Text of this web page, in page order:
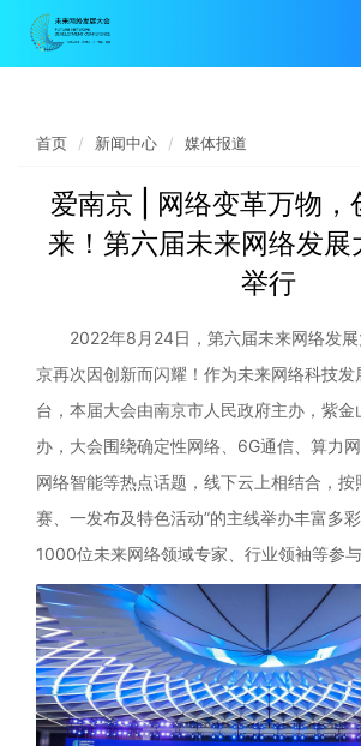
首页 新闻中心 媒体报道
爱南京 | 网络变革万物，
来！第六届未来网络发展
举行
2022年8月24日，第六届未来网络发
京再次因创新而闪耀！作为未来网络科技发
台，本届大会由南京市人民政府主办，紫金
办，大会围绕确定性网络、6G通信、算力网
网络智能等热点话题，线下云上相结合，按
赛、一发布及特色活动”的主线举办丰富多
1000位未来网络领域专家、行业领袖等参与